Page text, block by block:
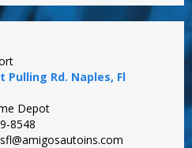
Pulling Rd. Naples, Fl
Depot
8548